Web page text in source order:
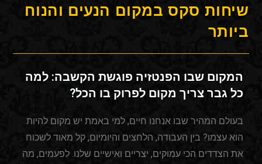
שיחות סקס במקום הנעים והנוח
ביותר
המקום שבו הפנטזיה פוגשת הקשבה: למה
כל גבר צריך מקום לפרוק בו הכל?
בעולם המהיר שבו אנחנו חיים, למי באמת יש מקום להיות
הוא עצמו? בין העבודה, הלחצים והיומיום, קל מאוד לשכוח
את הצדדים הכי עמוקים, יצריים ואישיים שלנו. לפעמים, מה